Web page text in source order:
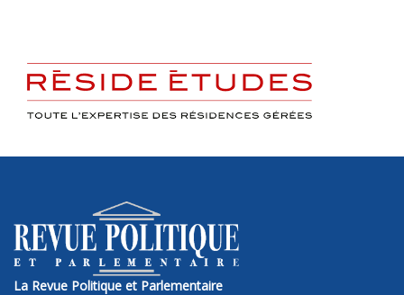
La Revue Politique et Parlementaire